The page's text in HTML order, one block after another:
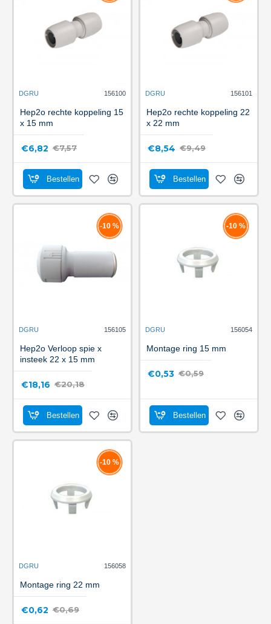
DGRU 156100
Hep2o rechte koppeling 15
x 15 mm
€6,82 €7,57
Bestellen
DGRU 156101
Hep2o rechte koppeling 22
x 22 mm
€8,54 €9,49
Bestellen
-10 %
DGRU 156105
Hep2o Verloop spie x
insteek 22 x 15 mm
€18,16 €20,18
Bestellen
-10 %
DGRU 156054
Montage ring 15 mm
€0,53 €0,59
Bestellen
-10 %
DGRU 156058
Montage ring 22 mm
€0,62 €0,69